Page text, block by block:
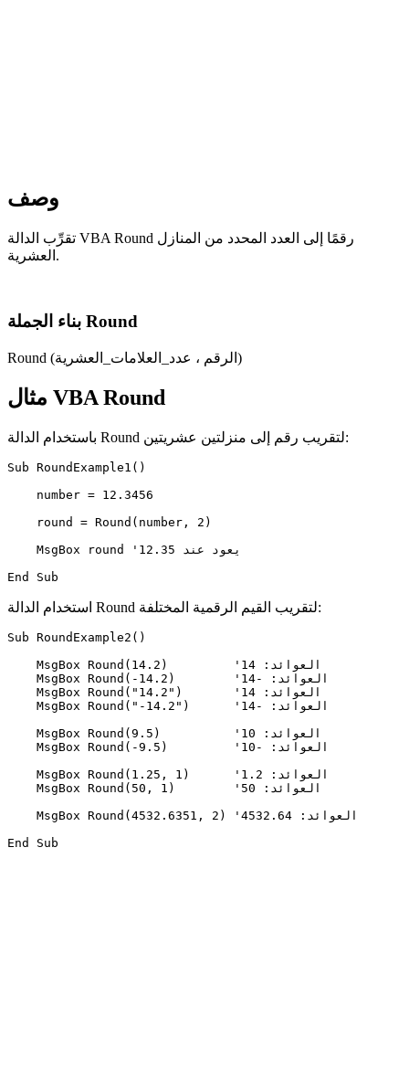
وصف
تقرِّب الدالة VBA Round رقمًا إلى العدد المحدد من المنازل
العشرية.
بناء الجملة Round
Round (الرقم ، عدد_العلامات_العشرية)
مثال VBA Round
باستخدام الدالة Round لتقريب رقم إلى منزلتين عشريتين:
Sub RoundExample1()
    number = 12.3456
    round = Round(number, 2)
    MsgBox round 'يعود عند 12.35
استخدام الدالة Round لتقريب القيم الرقمية المختلفة:
Sub RoundExample2()
    MsgBox Round(14.2)         'العوائد: 14
    MsgBox Round(-14.2)        'العوائد: -14
    MsgBox Round("14.2")       'العوائد: 14
    MsgBox Round("-14.2")      'العوائد: -14
    MsgBox Round(9.5)          'العوائد: 10
    MsgBox Round(-9.5)         'العوائد: -10
    MsgBox Round(1.25, 1)      'العوائد: 1.2
    MsgBox Round(50, 1)        'العوائد: 50
    MsgBox Round(4532.6351, 2) 'العوائد: 4532.64